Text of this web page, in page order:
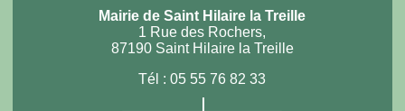
Mairie de Saint Hilaire la Treille
1 Rue des Rochers,
87190 Saint Hilaire la Treille
Tél :05 55 76 82 33